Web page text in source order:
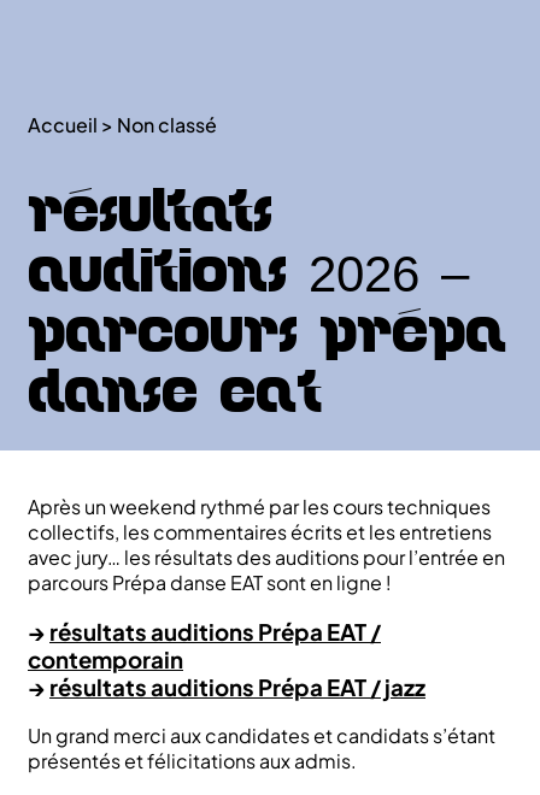
Accueil > Non classé
Résultats
auditions 2026 –
Parcours Prépa
danse EAT
Après un weekend rythmé par les cours techniques
collectifs, les commentaires écrits et les entretiens
avec jury… les résultats des auditions pour l’entrée en
parcours Prépa danse EAT sont en ligne !
→ résultats auditions Prépa EAT /
contemporain
→ résultats auditions Prépa EAT / jazz
Un grand merci aux candidates et candidats s’étant
présentés et félicitations aux admis.